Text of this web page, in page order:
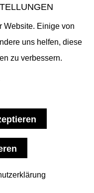
der Galerie, am
April. 2022 ab
Hamburg
Sato Gallery:
mit Daiki
ca.40 min
Website. Einige von
uns helfen, diese
zu verbessern.